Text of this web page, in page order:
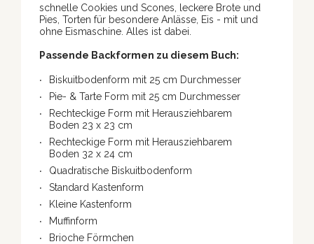
schnelle Cookies und Scones, leckere Brote und
Pies, Torten für besondere Anlässe, Eis - mit und
ohne Eismaschine. Alles ist dabei.
Passende Backformen zu diesem Buch:
Biskuitbodenform mit 25 cm Durchmesser
Pie- & Tarte Form mit 25 cm Durchmesser
Rechteckige Form mit Herausziehbarem
Boden 23 x 23 cm
Rechteckige Form mit Herausziehbarem
Boden 32 x 24 cm
Quadratische Biskuitbodenform
Standard Kastenform
Kleine Kastenform
Muffinform
Brioche Förmchen